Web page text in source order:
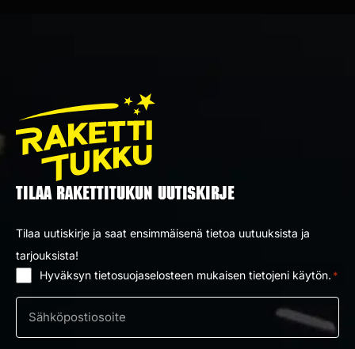
TILAA RAKETTITUKUN UUTISKIRJE
Tilaa uutiskirje ja saat ensimmäisenä tietoa uutuuksista ja
tarjouksista!
Hyväksyn tietosuojaselosteen mukaisen tietojeni käytön. *
Sähköposti